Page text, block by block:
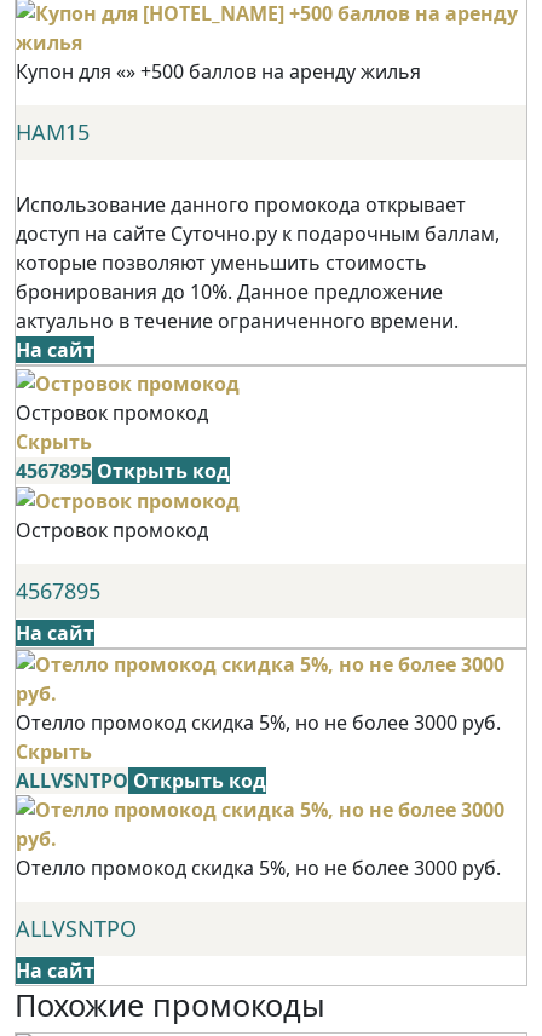
Купон для «» +500 баллов на аренду жилья
НАМ15
Использование данного промокода открывает
доступ на сайте Суточно.ру к подарочным баллам,
которые позволяют уменьшить стоимость
бронирования до 10%. Данное предложение
актуально в течение ограниченного времени.
На сайт
Островок промокод
Скрыть
4567895 Открыть код
Островок промокод
4567895
На сайт
Отелло промокод скидка 5%, но не более 3000 руб.
Скрыть
ALLVSNTPO Открыть код
Отелло промокод скидка 5%, но не более 3000 руб.
ALLVSNTPO
На сайт
Похожие промокоды